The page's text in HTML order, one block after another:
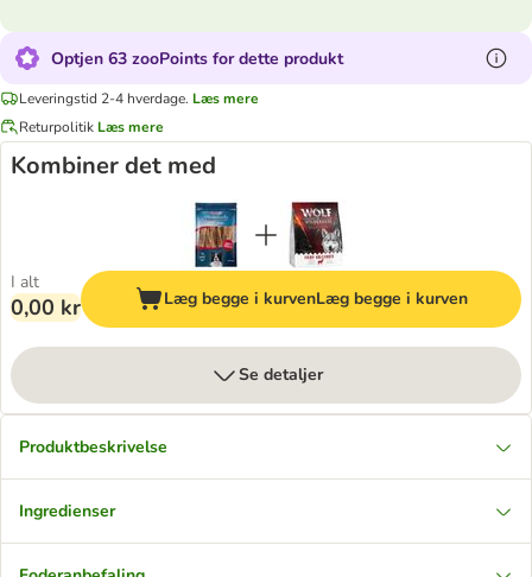
Optjen 63 zooPoints for dette produkt
Leveringstid 2-4 hverdage. Læs mere
Returpolitik Læs mere
Kombiner det med
I alt
0,00 kr Læg begge i kurvenLæg begge i kurven
Se detaljer
Produktbeskrivelse
Ingredienser